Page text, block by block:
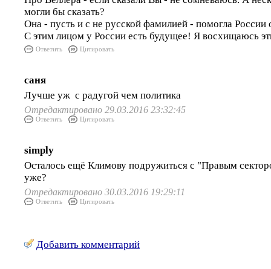
могли бы сказать?
Она - пусть и с не русской фамилией - помогла России
С этим лицом у России есть будущее! Я восхищаюсь
Ответить Цитировать
саня
Лучше уж с радугой чем политика
Отредактировано 29.03.2016 23:32:45
Ответить Цитировать
simply
Осталось ещё Климову подружиться с "Правым
уже?
Отредактировано 30.03.2016 19:29:11
Ответить Цитировать
Добавить комментарий